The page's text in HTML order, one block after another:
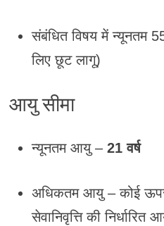
संबंधित विषय में न्यूनतम
लिए छूट लागू)
आयु सीमा
न्यूनतम आयु – 21 वर्ष
अधिकतम आयु – कोई
सेवानिवृत्ति की निर्धारित